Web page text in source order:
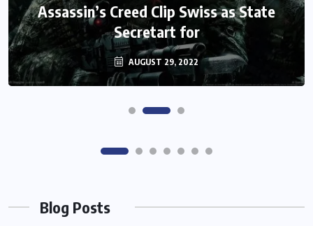
Assassin’s Creed Clip Swiss as State
Secretart for
AUGUST 29, 2022
Monster Jam Titans success farms their
efforts
AUGUST 29, 2022
Blog Posts